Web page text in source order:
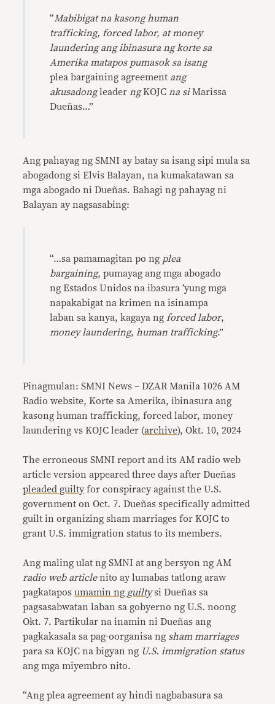
“Mabibigat na kasong human
trafficking, forced labor, at money
laundering ang ibinasura ng korte sa
Amerika matapos pumasok sa isang
plea bargaining agreement ang
akusadongleader ngKOJC na siMarissa
Dueñas…”
Ang pahayag ng SMNI ay batay sa isang sipi mula sa
abogadong si Elvis Balayan, na kumakatawan sa
mga abogado ni Dueñas. Bahagi ng pahayag ni
Balayan ay nagsasabing:
“…sa pamamagitan po ng plea
bargaining, pumayag ang mga abogado
ng Estados Unidos na ibasura ‘yung mga
napakabigat na krimen na isinampa
laban sa kanya, kagaya ng forced labor,
money laundering, human trafficking.”
Pinagmulan: SMNI News – DZAR Manila 1026 AM
Radio website, Korte sa Amerika, ibinasura ang
kasong human trafficking, forced labor, money
laundering vs KOJC leader (archive), Okt. 10, 2024
The erroneous SMNI report and its AM radio web
article version appeared three days after Dueñas
pleaded guilty for conspiracy against the U.S.
government on Oct. 7. Dueñas specifically admitted
guilt in organizing sham marriages for KOJC to
grant U.S. immigration status to its members.
Ang maling ulat ng SMNI at ang bersyon ng AM
radio web articlenito ay lumabas tatlong araw
pagkataposumamin ng guiltysi Dueñas sa
pagsasabwatan laban sa gobyerno ng U.S. noong
Okt. 7. Partikular na inamin ni Dueñas ang
pagkakasala sa pag-oorganisa ng sham marriages
para sa KOJC na bigyan ng U.S. immigration status
ang mga miyembro nito.
“Ang plea agreement ay hindi nagbabasura sa